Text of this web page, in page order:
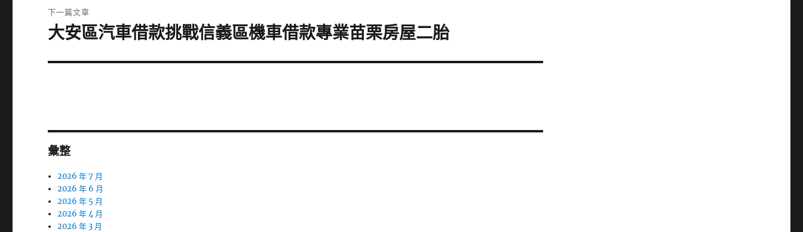
文
章:
下一篇文章
下
篇
大安區汽車借款挑戰信義區機車借款專業苗栗房屋二胎
彙整
2026 年 7 月
2026 年 6 月
2026 年 5 月
2026 年 4 月
2026 年 3 月